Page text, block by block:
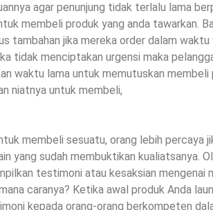
agar penunjung tidak terlalu lama
membeli produk yang anda tawarkan.
tambahan jika mereka order dalam
tidak menciptakan urgensi maka
waktu lama untuk memutuskan membeli
niatnya untuk membeli,
membeli sesuatu, orang lebih percaya
yang sudah membuktikan kualiatsanya.
testimoni atau kesaksian mengenai
caranya? Ketika awal produk Anda
kepada orang-orang berkompeten